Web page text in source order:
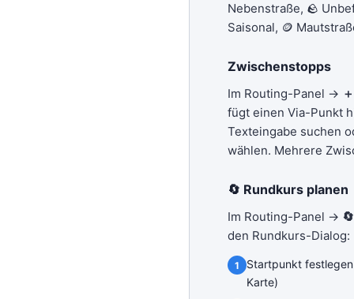
Nebenstraße, 🪨
Saisonal, 🪙
Zwischenstopps
Im Routing-Panel →
fügt einen Via-Punkt
Texteingabe suchen
wählen. Mehrere
🔄 Rundkurs planen
Im Routing-Panel →
den Rundkurs-Dialog:
Startpunkt
Karte)